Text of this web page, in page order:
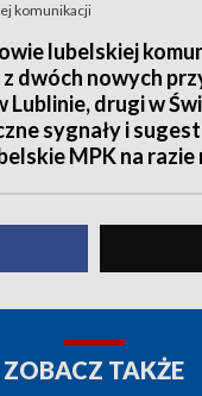
komunikacji
lubelskiej
dwóch nowych
Lublinie, drugi w
sygnały i
MPK na razie
ZOBACZ TAKŻE